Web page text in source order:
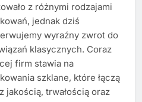
z różnymi rodzajami
jednak dziś
wyraźny zwrot do
klasycznych. Coraz
firm stawia na
szklane, które łączą
jakością, trwałością oraz